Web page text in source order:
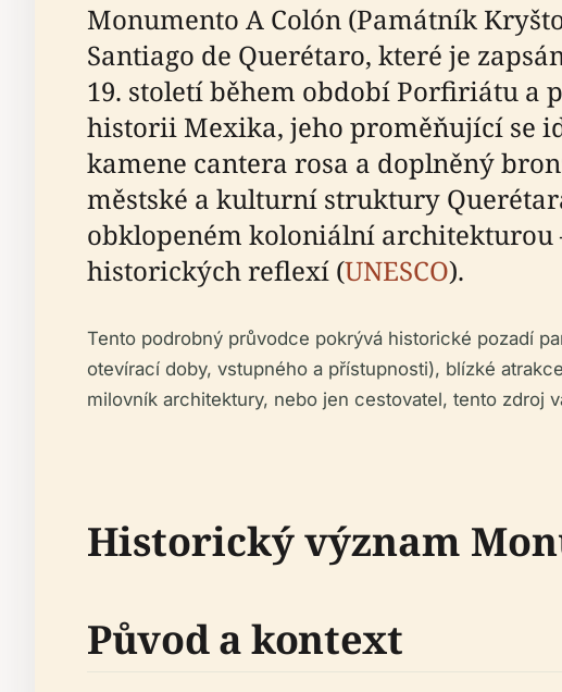
Monumento A Colón (Památník
Santiago de Querétaro, které je
19. století během období Porfiriátu
historii Mexika, jeho proměňující se
kamene cantera rosa a doplněný
městské a kulturní struktury
obklopeném koloniální architekturou
historických reflexí (UNESCO).
Tento podrobný průvodce pokrývá historické pozadí
otevírací doby, vstupného a přístupnosti), blízké
milovník architektury, nebo jen cestovatel, tento zdroj
Historický význam
Původ a kontext